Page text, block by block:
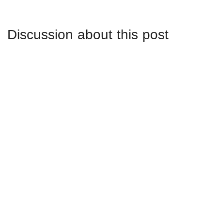
Discussion about this post